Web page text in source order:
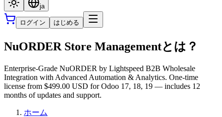
ja
ログイン はじめる
NuORDER Store Managementとは？
Enterprise-Grade NuORDER by Lightspeed B2B Wholesale
Integration with Advanced Automation & Analytics. One-time
license from $499.00 USD for Odoo 17, 18, 19 — includes 12
months of updates and support.
ホーム